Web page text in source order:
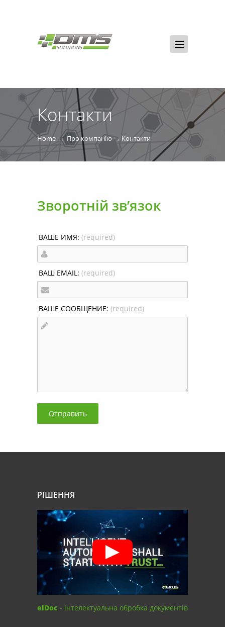
Контакти
Home Про компанію Контакти
Зворотній зв’язок
ВАШЕ ИМЯ: (required)
ВАШ EMAIL: (required)
ВАШЕ СООБЩЕНИЕ: (required)
Отправить
РІШЕННЯ
elDoc - інтелектуальна обробка документів